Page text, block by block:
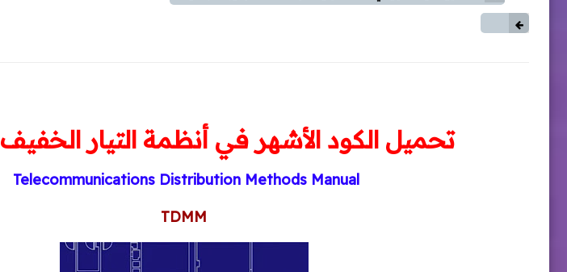
تحميل الكود الأشهر في أنظمة التيار الخفيف TDMM
Telecommunications Distribution Methods Manual
TDMM